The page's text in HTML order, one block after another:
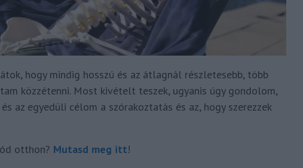
hogy mindig hosszú és az átlagnál részletesebb, több
közzétenni. Most kivételt teszek, ugyanis úgy gondolom,
az egyedüli célom a szórakoztatás és az, hogy szerezzek
otthon? Mutasd meg itt!